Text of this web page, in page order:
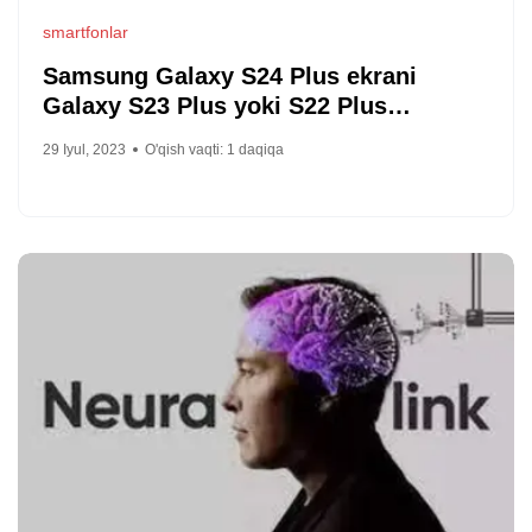
smartfonlar
Samsung Galaxy S24 Plus ekrani
Galaxy S23 Plus yoki S22 Plus
29 Iyul, 2023 O'qish vaqti: 1 daqiqa